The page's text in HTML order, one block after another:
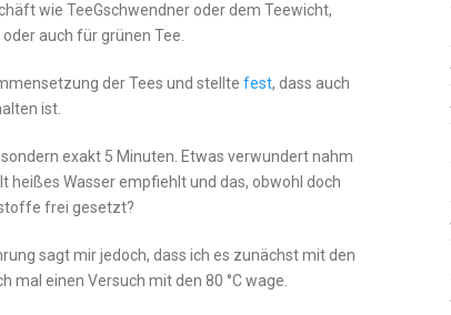
wie TeeGschwendner oder dem Teewicht,
auch für grünen Tee.
der Tees und stellte fest, dass auch
ist.
exakt 5 Minuten. Etwas verwundert nahm
heißes Wasser empfiehlt und das, obwohl doch
frei gesetzt?
sagt mir jedoch, dass ich es zunächst mit den
mal einen Versuch mit den 80 °C wage.